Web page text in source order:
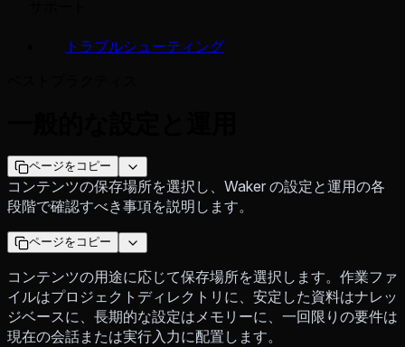
トラブルシューティング
ページをコピー
コンテンツの保存場所を選択し、Waker の設定と運用の各
段階で確認すべき事項を説明します。
ページをコピー
コンテンツの用途に応じて保存場所を選択します。作業ファ
イルはプロジェクトディレクトリに、安定した資料はナレッ
ジベースに、長期的な設定はメモリーに、一回限りの要件は
現在の会話または実行入力に配置します。